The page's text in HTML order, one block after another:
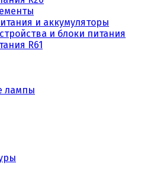
и аккумуляторы
и блоки питания
R61
лампы